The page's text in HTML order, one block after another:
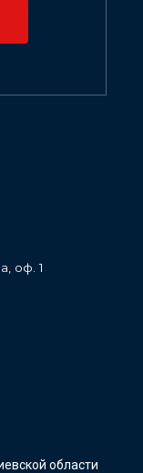
оф. 1
области